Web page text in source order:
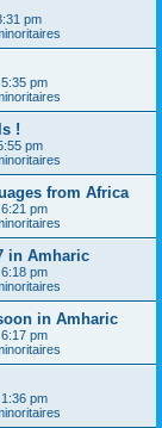
pm
pm
!
pm
from Africa
pm
in Amharic
pm
in Amharic
pm
pm